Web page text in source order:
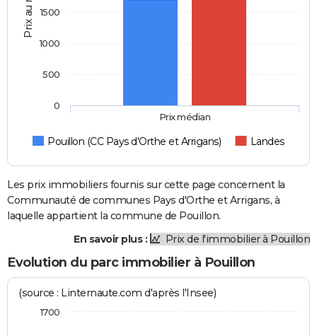
Prix au m2
Pouillon (CC Pays d'Orthe et Arrigans) Landes
Prix médian
0
500
1000
1500
Les prix immobiliers fournis sur cette page concernent la
Communauté de communes Pays d'Orthe et Arrigans, à
laquelle appartient la commune de Pouillon.
En savoir plus :
Prix de l'immobilier à Pouillon
Evolution du parc immobilier à Pouillon
(source : Linternaute.com d'après l'Insee)
1700